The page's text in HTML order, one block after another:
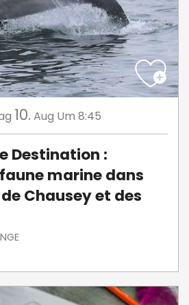
10. Aug Um 8:45
Destination :
marine dans
Chausey et des